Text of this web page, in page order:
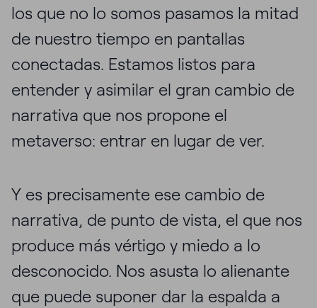
los que no lo somos pasamos la mitad
de nuestro tiempo en pantallas
conectadas. Estamos listos para
entender y asimilar el gran cambio de
narrativa que nos propone el
metaverso: entrar en lugar de ver.
Y es precisamente ese cambio de
narrativa, de punto de vista, el que nos
produce más vértigo y miedo a lo
desconocido. Nos asusta lo alienante
que puede suponer dar la espalda a